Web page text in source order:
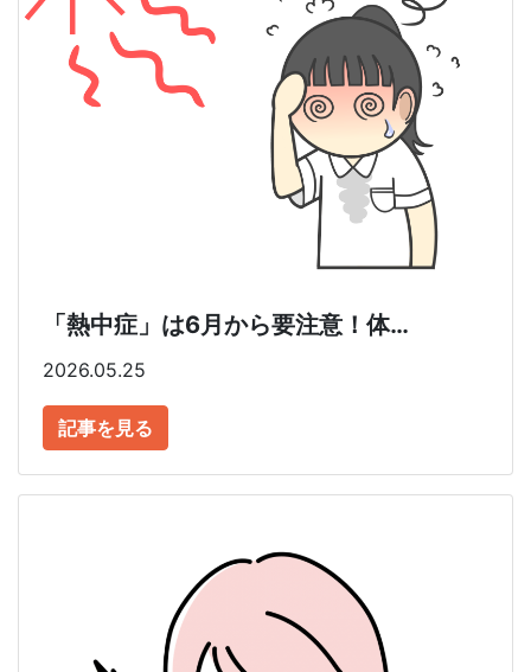
「熱中症」は6月から要注意！体…
2026.05.25
記事を見る